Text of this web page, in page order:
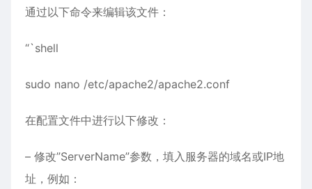
通过以下命令来编辑该文件：
“`shell
sudo nano /etc/apache2/apache2.conf
在配置文件中进行以下修改：
– 修改”ServerName”参数，填入服务器的域名或IP地
址，例如：